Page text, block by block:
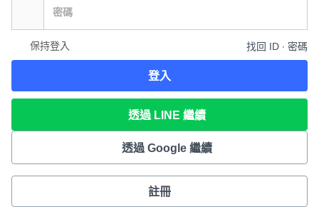
保持登入 找回 ID ∙ 密碼
登入
透過 LINE 繼續
透過 Google 繼續
註冊